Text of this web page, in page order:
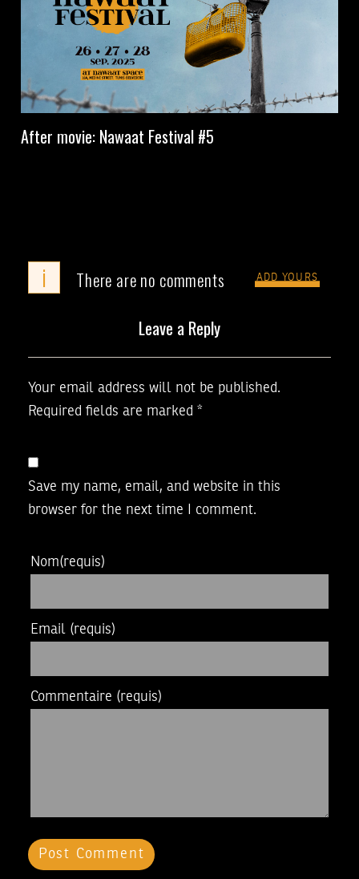
After movie: Nawaat Festival #5
i There are no comments ADD YOURS
Leave a Reply
Your email address will not be published.
Required fields are marked *
Save my name, email, and website in this
browser for the next time I comment.
Nom(requis)
Email (requis)
Commentaire (requis)